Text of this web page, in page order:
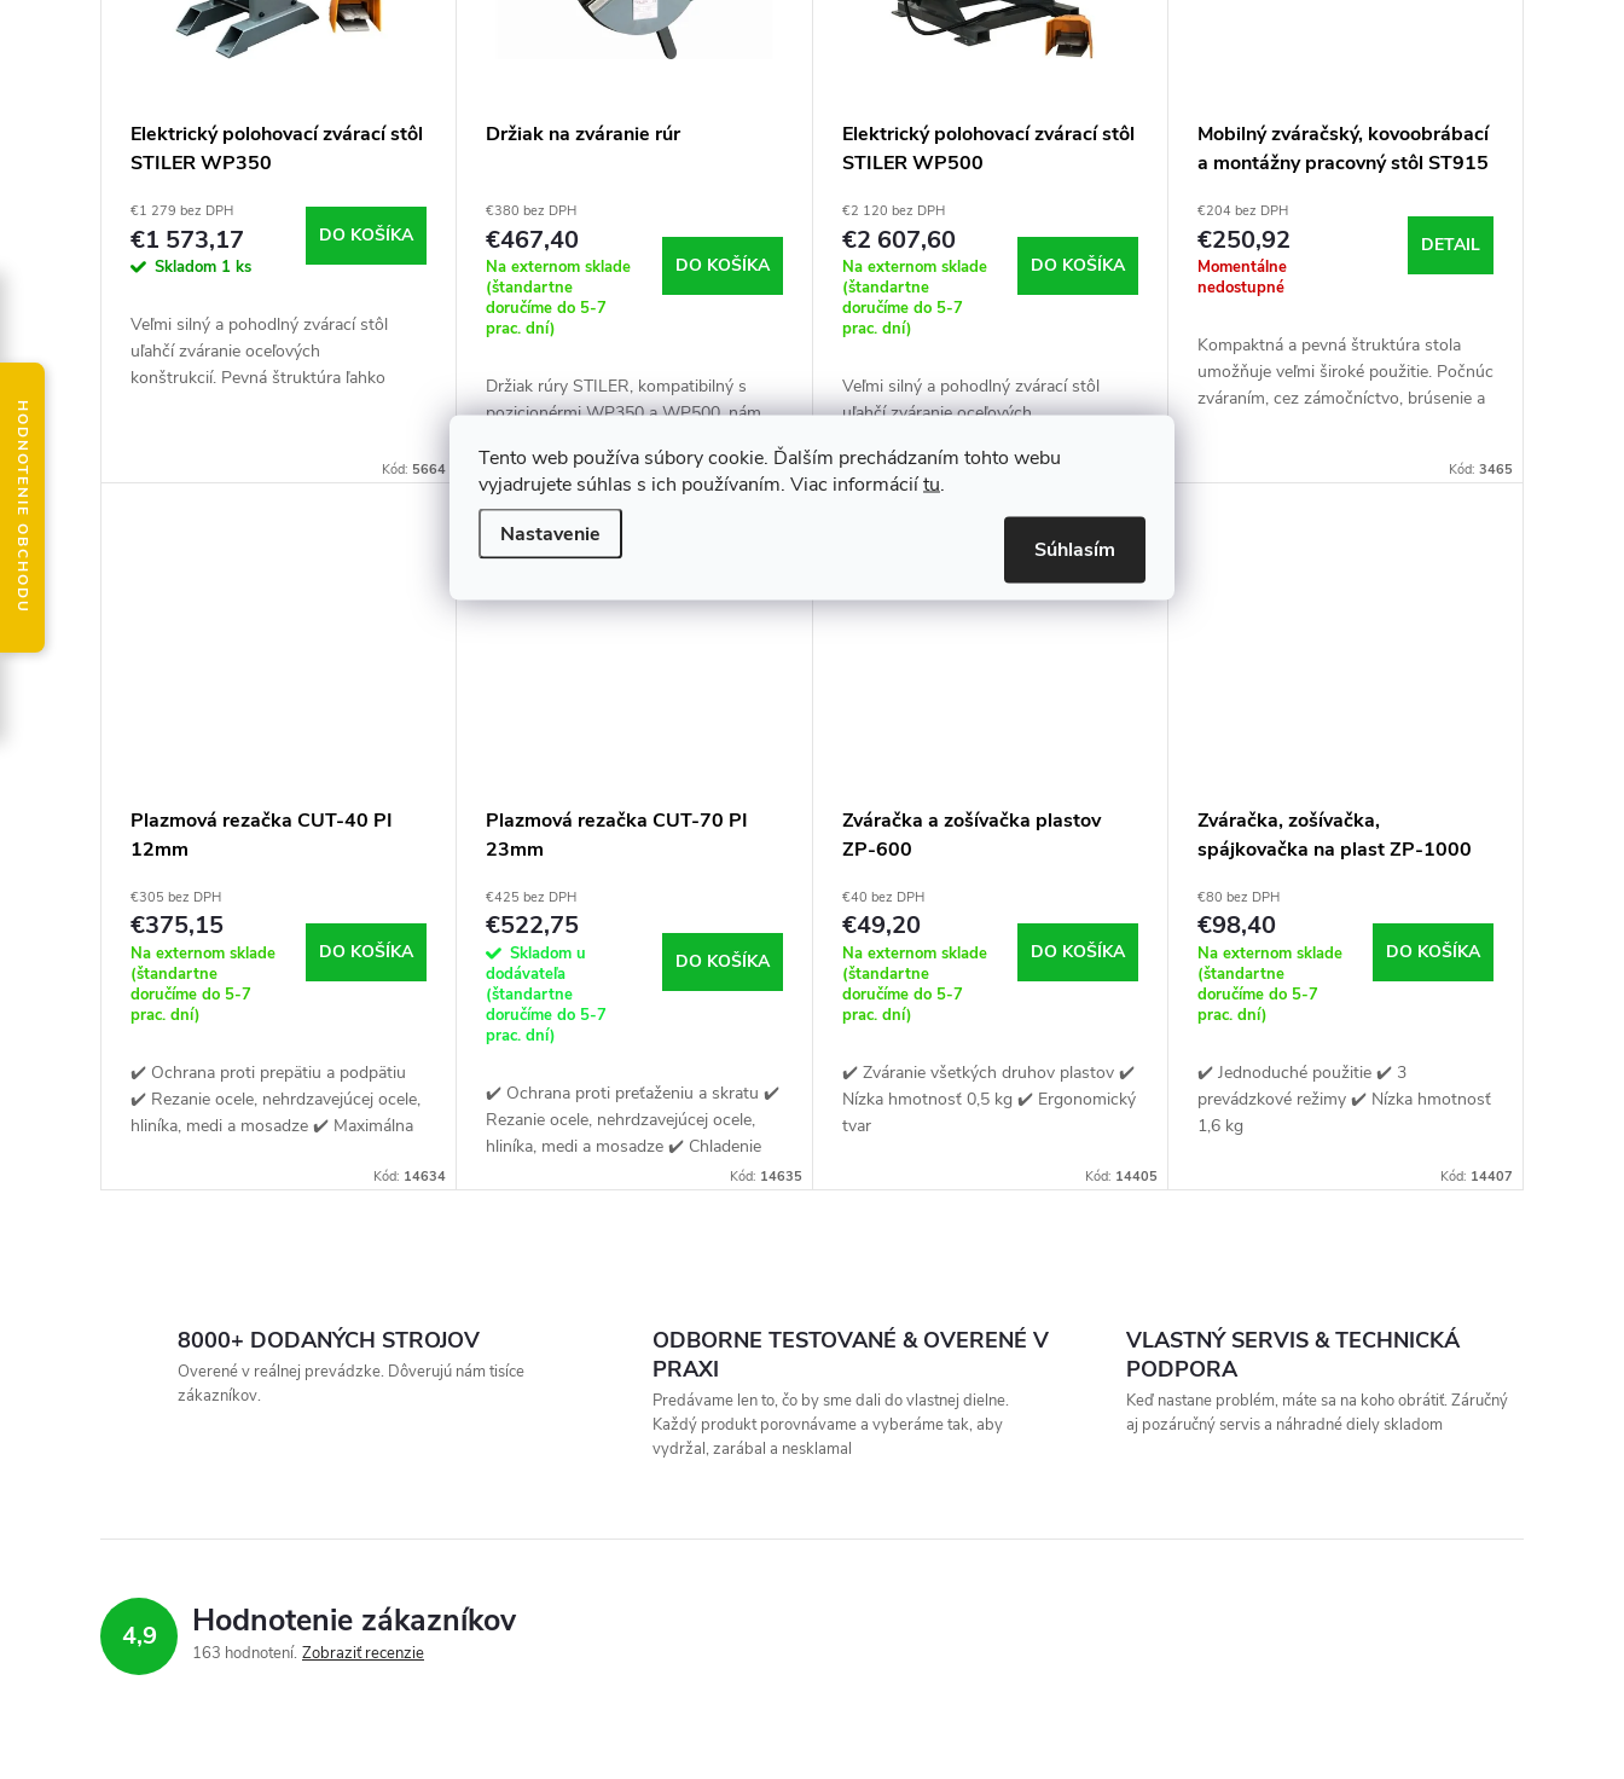
Tento web používa súbory cookie. Ďalším prechádzaním tohto webu
vyjadrujete súhlas s ich používaním. Viac informáciítu.
Nastavenie
Súhlasím
v
t
Elektrický polohovací zvárací stôl
STILER WP350
€1 279 bez DPH
€1 573,17
Skladom 1 ks
DO KOŠÍKA
Veľmi silný a pohodlný zvárací stôl
uľahčí zváranie oceľových
konštrukcií. Pevná štruktúra ľahko
Kód: 5664
Držiak na zváranie rúr
€380 bez DPH
€467,40
Na externom sklade
(štandartne
doručíme do 5-7
prac. dní)
DO KOŠÍKA
Držiak rúry STILER, kompatibilný s
pozicionérmi WP350 a WP500, nám
do pozicionéra. Držiak umožňuje
spracovanie rúr s maximálnym
priemerom 270 mm.
Kód: 5874
Elektrický polohovací zvárací stôl
STILER WP500
€2 120 bez DPH
€2 607,60
Na externom sklade
(štandartne
doručíme do 5-7
prac. dní)
DO KOŠÍKA
Veľmi silný a pohodlný zvárací stôl
uľahčí zváranie oceľových
unesie hmotnosť 550 kg.
Mobilný zváračský, kovoobrábací
a montážny pracovný stôl ST915
€204 bez DPH
€250,92
Momentálne
nedostupné
DETAIL
Kompaktná a pevná štruktúra stola
umožňuje veľmi široké použitie. Počnúc
zváraním, cez zámočníctvo, brúsenie a
Kód: 3465
Plazmová rezačka CUT-40 PI
12mm
€305 bez DPH
€375,15
Na externom sklade
(štandartne
doručíme do 5-7
prac. dní)
DO KOŠÍKA
✔️ Ochrana proti prepätiu a podpätiu
✔️ Rezanie ocele, nehrdzavejúcej ocele,
hliníka, medi a mosadze ✔️ Maximálna
Kód: 14634
Plazmová rezačka CUT-70 PI
23mm
€425 bez DPH
€522,75
Skladom u
dodávateľa
(štandartne
doručíme do 5-7
prac. dní)
DO KOŠÍKA
✔️ Ochrana proti preťaženiu a skratu ✔️
Rezanie ocele, nehrdzavejúcej ocele,
hliníka, medi a mosadze ✔️ Chladenie
Kód: 14635
Zváračka a zošívačka plastov
ZP-600
€40 bez DPH
€49,20
Na externom sklade
(štandartne
doručíme do 5-7
prac. dní)
DO KOŠÍKA
✔️ Zváranie všetkých druhov plastov ✔️
Nízka hmotnosť 0,5 kg ✔️ Ergonomický
tvar
Kód: 14405
Zváračka, zošívačka,
spájkovačka na plast ZP-1000
€80 bez DPH
€98,40
Na externom sklade
(štandartne
doručíme do 5-7
prac. dní)
DO KOŠÍKA
✔️ Jednoduché použitie ✔️ 3
prevádzkové režimy ✔️ Nízka hmotnosť
1,6 kg
Kód: 14407
i
e
8000+ DODANÝCH STROJOV
Overené v reálnej prevádzke. Dôverujú nám tisíce
zákazníkov.
ODBORNE TESTOVANÉ & OVERENÉ V
PRAXI
Predávame len to, čo by sme dali do vlastnej dielne.
Každý produkt porovnávame a vyberáme tak, aby
vydržal, zarábal a nesklamal
VLASTNÝ SERVIS & TECHNICKÁ
PODPORA
Keď nastane problém, máte sa na koho obrátiť. Záručný
aj pozáručný servis a náhradné diely skladom
4,9 Hodnotenie zákazníkov
163 hodnotení Zobraziť recenzie
HODNOTENIE OBCHODU